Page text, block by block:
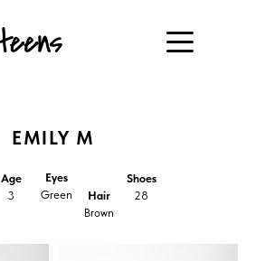
Hair
Brown
Eyes
Green
Shoes
28
Age
3
EMILY M